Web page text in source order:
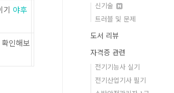
기 야후
인해보
신기술
트러블 및 문제
도서 리뷰
자격증 관련
전기기능사 실기
전기산업기사 필기